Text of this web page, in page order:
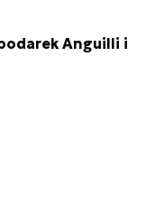
Anguilli i